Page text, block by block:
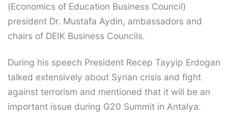
(Economics of Education Business Council)
president Dr. Mustafa Aydin, ambassadors and
chairs of DEIK Business Councils.
During his speech President Recep Tayyip Erdogan
talked extensively about Syrian crisis and fight
against terrorism and mentioned that it will be an
important issue during G20 Summit in Antalya.